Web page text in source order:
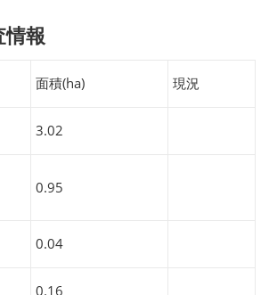
情報
面積(ha) 現況
3.02
0.95
0.04
0.16